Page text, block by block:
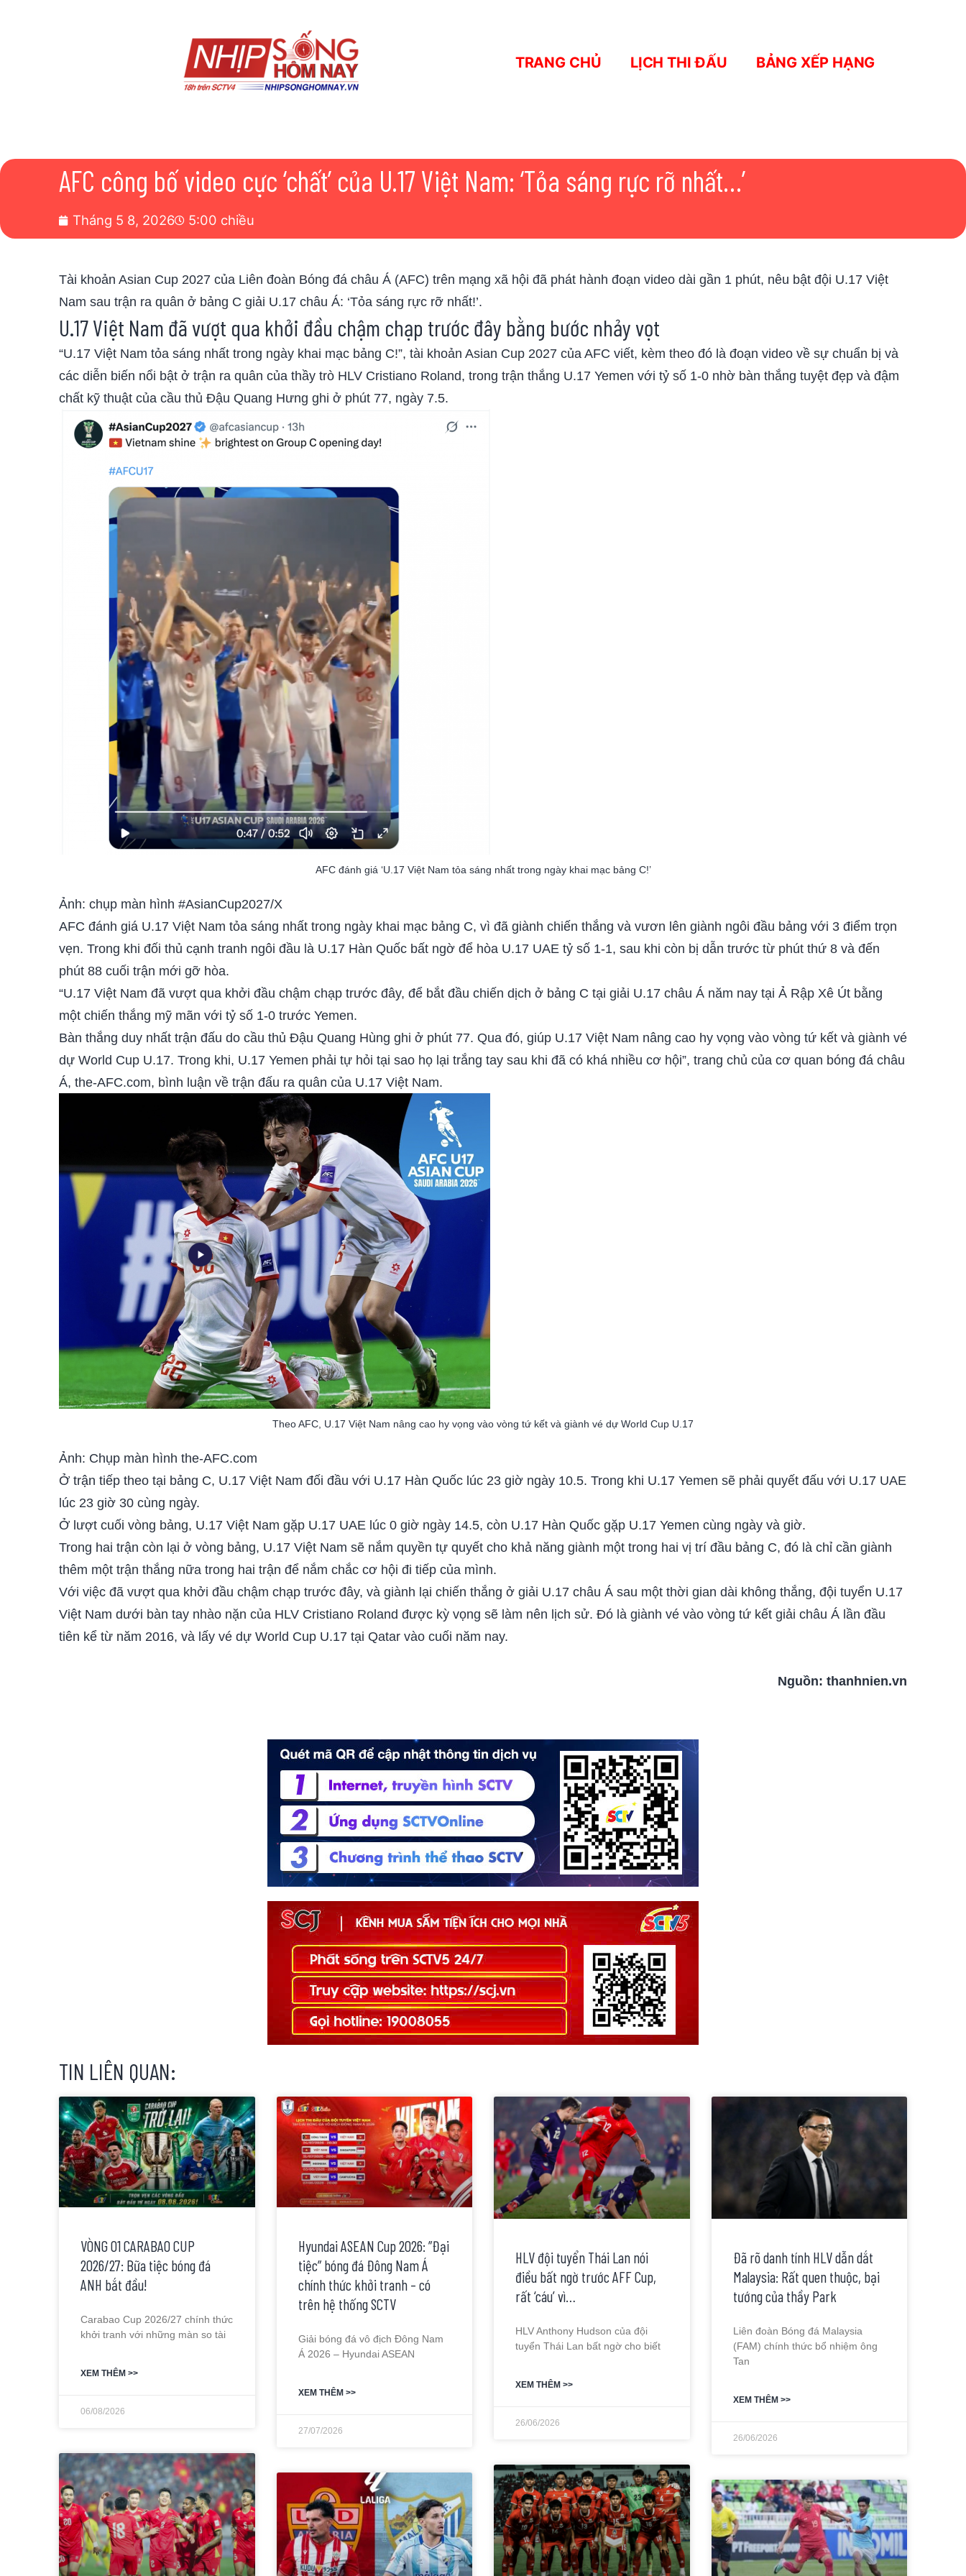
TRANG CHỦ LỊCH THI ĐẤU BẢNG XẾP HẠNG
AFC công bố video cực ‘chất’ của U.17 Việt Nam: ‘Tỏa sáng rực rỡ nhất…’
Tháng 5 8, 2026 5:00 chiều
Tài khoản Asian Cup 2027 của Liên đoàn Bóng đá châu Á (AFC) trên mạng xã hội đã phát hành đoạn video dài gần 1 phút, nêu bật đội U.17 Việt
Nam sau trận ra quân ở bảng C giải U.17 châu Á: ‘Tỏa sáng rực rỡ nhất!’.
U.17 Việt Nam đã vượt qua khởi đầu chậm chạp trước đây bằng bước nhảy vọt
“U.17 Việt Nam tỏa sáng nhất trong ngày khai mạc bảng C!”, tài khoản Asian Cup 2027 của AFC viết, kèm theo đó là đoạn video về sự chuẩn bị và
các diễn biến nổi bật ở trận ra quân của thầy trò HLV Cristiano Roland, trong trận thắng U.17 Yemen với tỷ số 1-0 nhờ bàn thắng tuyệt đẹp và đậm
chất kỹ thuật của cầu thủ Đậu Quang Hưng ghi ở phút 77, ngày 7.5.
AFC đánh giá ‘U.17 Việt Nam tỏa sáng nhất trong ngày khai mạc bảng C!’
Ảnh: chụp màn hình #AsianCup2027/X
AFC đánh giá U.17 Việt Nam tỏa sáng nhất trong ngày khai mạc bảng C, vì đã giành chiến thắng và vươn lên giành ngôi đầu bảng với 3 điểm trọn
vẹn. Trong khi đối thủ cạnh tranh ngôi đầu là U.17 Hàn Quốc bất ngờ để hòa U.17 UAE tỷ số 1-1, sau khi còn bị dẫn trước từ phút thứ 8 và đến
phút 88 cuối trận mới gỡ hòa.
“U.17 Việt Nam đã vượt qua khởi đầu chậm chạp trước đây, để bắt đầu chiến dịch ở bảng C tại giải U.17 châu Á năm nay tại Ả Rập Xê Út bằng
một chiến thắng mỹ mãn với tỷ số 1-0 trước Yemen.
Bàn thắng duy nhất trận đấu do cầu thủ Đậu Quang Hùng ghi ở phút 77. Qua đó, giúp U.17 Việt Nam nâng cao hy vọng vào vòng tứ kết và giành vé
dự World Cup U.17. Trong khi, U.17 Yemen phải tự hỏi tại sao họ lại trắng tay sau khi đã có khá nhiều cơ hội”, trang chủ của cơ quan bóng đá châu
Á, the-AFC.com, bình luận về trận đấu ra quân của U.17 Việt Nam.
Theo AFC, U.17 Việt Nam nâng cao hy vọng vào vòng tứ kết và giành vé dự World Cup U.17
Ảnh: Chụp màn hình the-AFC.com
Ở trận tiếp theo tại bảng C, U.17 Việt Nam đối đầu với U.17 Hàn Quốc lúc 23 giờ ngày 10.5. Trong khi U.17 Yemen sẽ phải quyết đấu với U.17 UAE
lúc 23 giờ 30 cùng ngày.
Ở lượt cuối vòng bảng, U.17 Việt Nam gặp U.17 UAE lúc 0 giờ ngày 14.5, còn U.17 Hàn Quốc gặp U.17 Yemen cùng ngày và giờ.
Trong hai trận còn lại ở vòng bảng, U.17 Việt Nam sẽ nắm quyền tự quyết cho khả năng giành một trong hai vị trí đầu bảng C, đó là chỉ cần giành
thêm một trận thắng nữa trong hai trận để nắm chắc cơ hội đi tiếp của mình.
Với việc đã vượt qua khởi đầu chậm chạp trước đây, và giành lại chiến thắng ở giải U.17 châu Á sau một thời gian dài không thắng, đội tuyển U.17
Việt Nam dưới bàn tay nhào nặn của HLV Cristiano Roland được kỳ vọng sẽ làm nên lịch sử. Đó là giành vé vào vòng tứ kết giải châu Á lần đầu
tiên kể từ năm 2016, và lấy vé dự World Cup U.17 tại Qatar vào cuối năm nay.
Nguồn: thanhnien.vn
TIN LIÊN QUAN:
VÒNG 01 CARABAO CUP
2026/27: Bữa tiệc bóng đá
ANH bắt đầu!
Carabao Cup 2026/27 chính thức
khởi tranh với những màn so tài
XEM THÊM >>
06/08/2026
Hyundai ASEAN Cup 2026: ”Đại
tiệc” bóng đá Đông Nam Á
chính thức khởi tranh – có
trên hệ thống SCTV
Giải bóng đá vô địch Đông Nam
Á 2026 – Hyundai ASEAN
XEM THÊM >>
27/07/2026
HLV đội tuyển Thái Lan nói
điều bất ngờ trước AFF Cup,
rất ‘cáu’ vì…
HLV Anthony Hudson của đội
tuyển Thái Lan bất ngờ cho biết
XEM THÊM >>
26/06/2026
Đã rõ danh tính HLV dẫn dắt
Malaysia: Rất quen thuộc, bại
tướng của thầy Park
Liên đoàn Bóng đá Malaysia
(FAM) chính thức bổ nhiệm ông
Tan
XEM THÊM >>
26/06/2026